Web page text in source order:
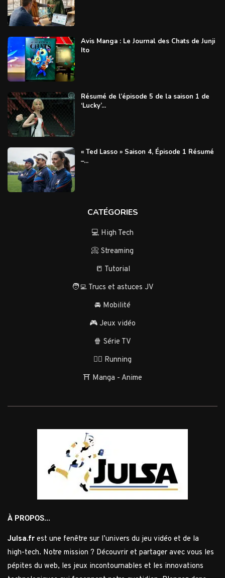
Avis Manga : Le Journal des Chats de Junji
Ito
Résumé de l’épisode 5 de la saison 1 de
‘Lucky’...
« Ted Lasso » Saison 4, Épisode 1 Résumé
–...
CATÉGORIES
💻 High Tech
📀 Streaming
📒 Tutorial
🧑‍💻 Trucs et astuces JV
🚘 Mobilité
🎮 Jeux vidéo
🍿 Série TV
🏃‍♂️ Running
⛩️ Manga - Anime
À PROPOS...
Julsa.fr est une fenêtre sur l’univers du jeu vidéo et de la
high-tech. Notre mission ? Découvrir et partager avec vous les
pépites du web, les jeux incontournables et les innovations